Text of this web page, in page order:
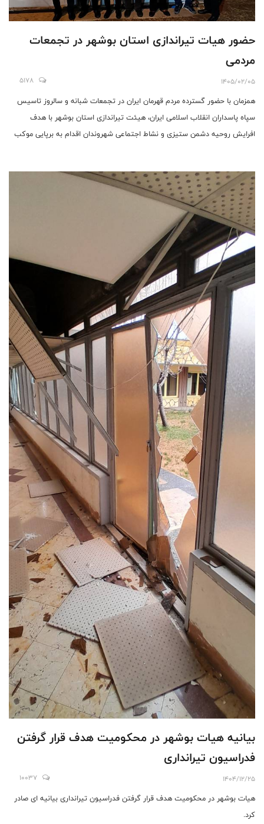
حضور هیات تیراندازی استان بوشهر در تجمعات
مردمی
1405/02/05
5178
همزمان با حضور گسترده مردم قهرمان ایران در تجمعات شبانه و سالروز تاسیس
سپاه پاسداران انقلاب اسلامی ایران، هیئت تیراندازی استان بوشهر با هدف
افرایش روحیه دشمن ستیزی و نشاط اجتماعی شهروندان اقدام به برپایی موکب
بیانیه هیات بوشهر در محکومیت هدف قرار گرفتن
فدراسیون تیرانداری
1404/12/25
10037
هیات بوشهر در محکومیت هدف قرار گرفتن فدراسیون تیرانداری بیانیه ای صادر
کرد.